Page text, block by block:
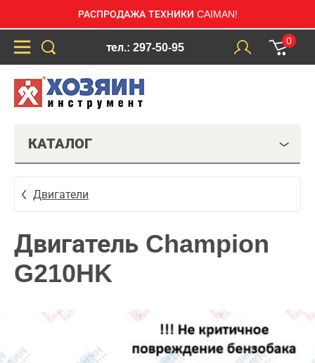
РАСПРОДАЖА ТЕХНИКИ CAIMAN!
тел.: 297-50-95
0
КАТАЛОГ
Двигатели
Двигатель Champion
G210HK